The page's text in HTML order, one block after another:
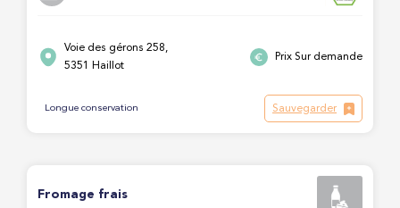
Voie des gérons 258,
5351 Haillot
Prix Sur demande
Longue conservation Sauvegarder
Fromage frais